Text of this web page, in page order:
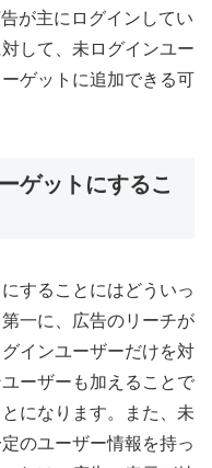
が主にログインしてい
して、未ログインユー
ゲットに追加できる可
ゲットにするこ
することにはどういっ
一に、広告のリーチが
インユーザーだけを対
ーザーも加えることで
になります。また、未
のユーザー情報を持っ